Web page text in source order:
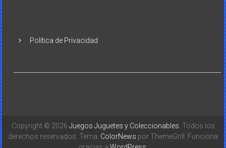
Política de Privacidad
Copyright © 2026 Juegos Juguetes y Coleccionables. Todos los
derechos reservados. Tema: ColorNews por ThemeGrill. Funciona